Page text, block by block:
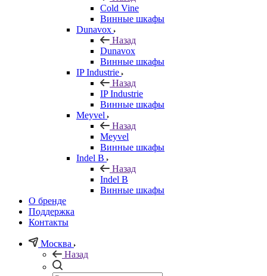
Cold Vine
Винные шкафы
Dunavox
Назад
Dunavox
Винные шкафы
IP Industrie
Назад
IP Industrie
Винные шкафы
Meyvel
Назад
Meyvel
Винные шкафы
Indel B
Назад
Indel B
Винные шкафы
О бренде
Поддержка
Контакты
Москва
Назад